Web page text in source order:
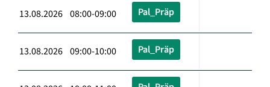
13.08.2026 08:00-09:00 Pal_Präp
13.08.2026 09:00-10:00 Pal_Präp